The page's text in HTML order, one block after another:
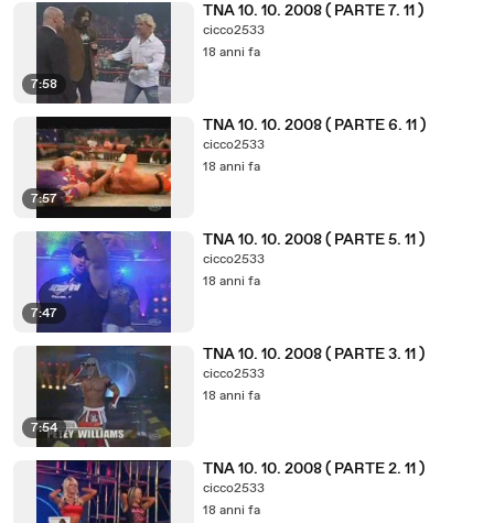
7:58
TNA 10. 10. 2008 ( PARTE 7. 11 )
cicco2533
18 anni fa
7:57
TNA 10. 10. 2008 ( PARTE 6. 11 )
cicco2533
18 anni fa
7:47
TNA 10. 10. 2008 ( PARTE 5. 11 )
cicco2533
18 anni fa
7:54
TNA 10. 10. 2008 ( PARTE 3. 11 )
cicco2533
18 anni fa
TNA 10. 10. 2008 ( PARTE 2. 11 )
cicco2533
18 anni fa